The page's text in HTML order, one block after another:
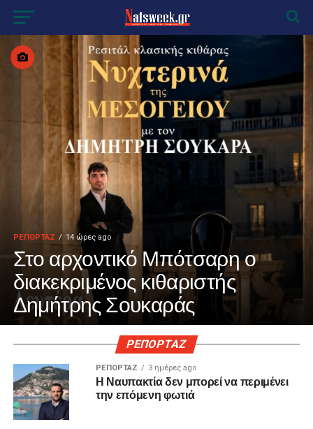
ΡΕΠΟΡΤΑΖ 14 ώρες ago
Στο αρχοντικό Μπότσαρη ο
διακεκριμένος κιθαριστής
Δημήτρης Σουκαράς
ΡΕΠΟΡΤΑΖ
ΡΕΠΟΡΤΑΖ 3 ημέρες ago
Η Ναυπακτία δεν μπορεί να περιμένει
την επόμενη φωτιά